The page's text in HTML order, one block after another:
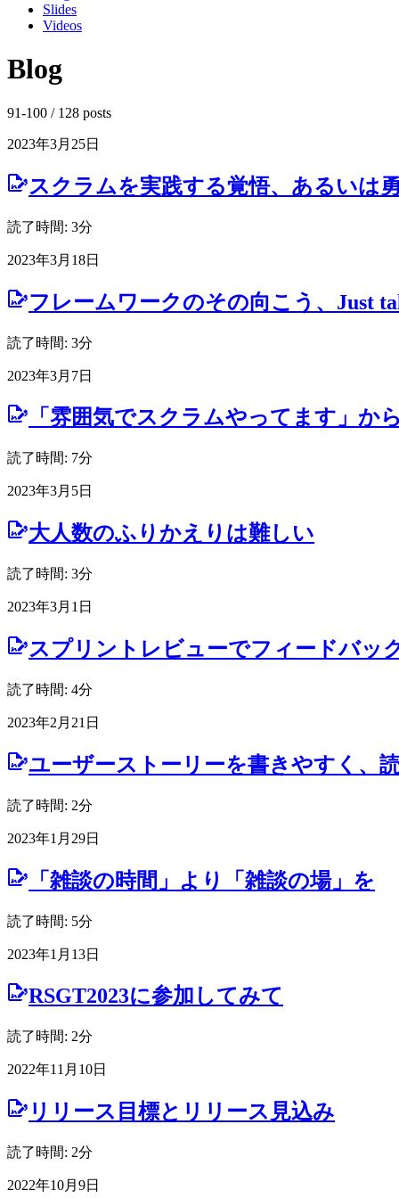
Slides
Videos
Blog
91-100 / 128 posts
2023年3月25日
スクラムを実践する覚悟、あるいは
読了時間: 3分
2023年3月18日
フレームワークのその向こう、Just
読了時間: 3分
2023年3月7日
「雰囲気でスクラムやってます」か
読了時間: 7分
2023年3月5日
大人数のふりかえりは難しい
読了時間: 3分
2023年3月1日
スプリントレビューでフィードバッ
読了時間: 4分
2023年2月21日
ユーザーストーリーを書きやすく、
読了時間: 2分
2023年1月29日
「雑談の時間」より「雑談の場」を
読了時間: 5分
2023年1月13日
RSGT2023に参加してみて
読了時間: 2分
2022年11月10日
リリース目標とリリース見込み
読了時間: 2分
2022年10月9日